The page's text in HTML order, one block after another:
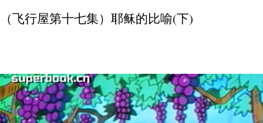
故
事
童
早
教
视
（飞行屋第十七集）耶稣的比喻(下)